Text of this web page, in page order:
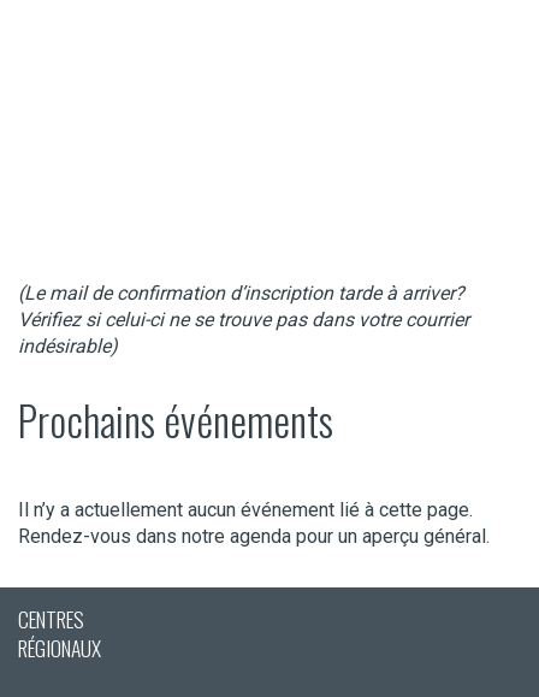
(Le mail de confirmation d’inscription tarde à arriver?
Vérifiez si celui-ci ne se trouve pas dans votre courrier
indésirable)
Prochains événements
Il n’y a actuellement aucun événement lié à cette page.
Rendez-vous dans notre agenda pour un aperçu général.
CENTRES
RÉGIONAUX